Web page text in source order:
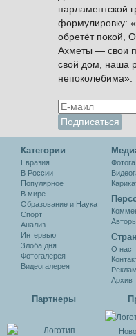
парламентской
формулировку:
обретёт покой,
Ахметы — свои
свой дом, наша
Категории
Евразия
В России
Популярное
В мире
Образование и Наука
Спорт
Анализ
Интервью
Злоба дня
Фотогалерея
Видеогалерея
Авторы
О нас
Архив
Партнеры